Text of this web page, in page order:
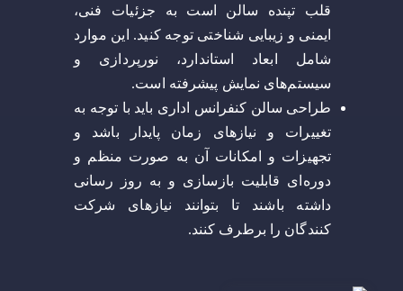
قلب تپنده سالن است به جزئیات فنی،
ایمنی و زیبایی شناختی توجه کنید. این موارد
شامل ابعاد استاندارد، نورپردازی و
سیستم‌های نمایش پیشرفته است.
طراحی سالن کنفرانس اداری باید با توجه به
تغییرات و نیازهای زمان پایدار باشد و
تجهیزات و امکانات آن به صورت منظم و
دوره‌ای قابلیت بازسازی و به روز رسانی
داشته باشند تا بتوانند نیازهای شرکت
کنندگان را برطرف کنند.